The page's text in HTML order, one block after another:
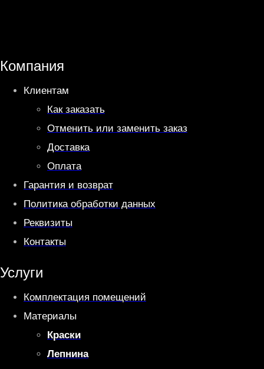
p
p
a
m
Компания
Клиентам
Как заказать
Отменить или заменить заказ
Доставка
Оплата
Гарантия и возврат
Политика обработки данных
Реквизиты
Контакты
Услуги
Комплектация помещений
Материалы
Краски
Лепнина